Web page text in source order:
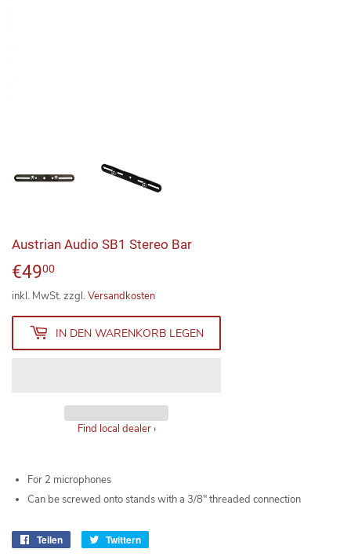
Austrian Audio SB1 Stereo Bar
€4900
inkl. MwSt. zzgl. Versandkosten
IN DEN WARENKORB LEGEN
Find local dealer›
For 2 microphones
Can be screwed onto stands with a 3/8" threaded connection
Teilen Twittern